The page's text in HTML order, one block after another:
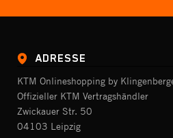
ADRESSE
KTM Onlineshopping by
Offizieller KTM Vertragshändler
Zwickauer Str. 50
04103 Leipzig